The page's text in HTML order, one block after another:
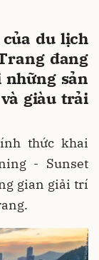
du lịch
đang
sản
giàu trải
thức khai
- Sunset
gian giải trí